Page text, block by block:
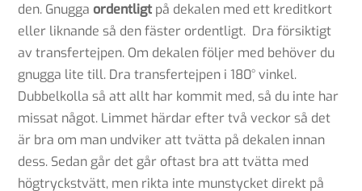
den. Gnuggaordentligt på dekalen med ett kreditkort
eller liknande så den fäster ordentligt. Dra försiktigt
av transfertejpen. Om dekalen följer med behöver du
gnugga lite till. Dra transfertejpen i 180° vinkel.
Dubbelkolla så att allt har kommit med, så du inte har
missat något. Limmet härdar efter två veckor så det
är bra om man undviker att tvätta på dekalen innan
dess. Sedan går det går oftast bra att tvätta med
högtryckstvätt, men rikta inte munstycket direkt på